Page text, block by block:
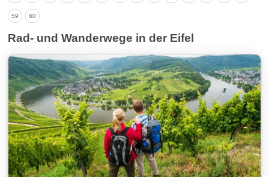
59 60
Rad- und Wanderwege in der Eifel